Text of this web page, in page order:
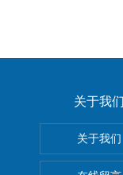
关于我们
关于我们